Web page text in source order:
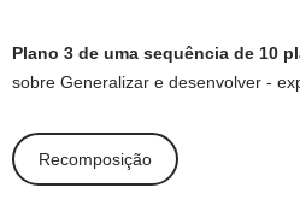
Plano 3 de uma sequência de 10
sobre Generalizar e desenvolver -
Recomposição